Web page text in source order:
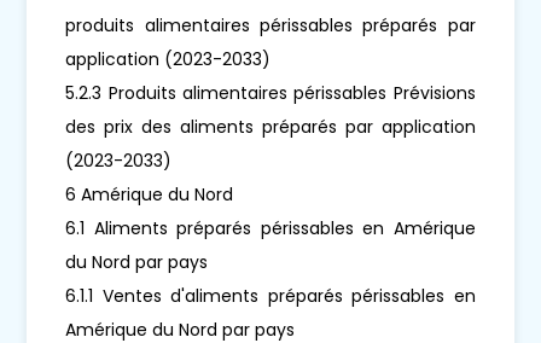
produits alimentaires périssables préparés par
application (2023-2033)
5.2.3 Produits alimentaires périssables Prévisions
des prix des aliments préparés par application
(2023-2033)
6 Amérique du Nord
6.1 Aliments préparés périssables en Amérique
du Nord par pays
6.1.1 Ventes d'aliments préparés périssables en
Amérique du Nord par pays